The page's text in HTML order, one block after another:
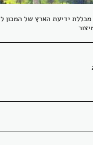
ידיעת הארץ של המכון